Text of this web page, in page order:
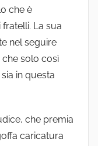
che è
La sua
nel seguire
solo così
in questa
che premia
caricatura